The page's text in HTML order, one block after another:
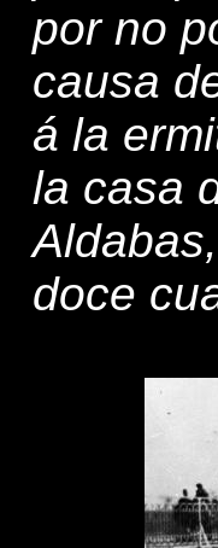
por no
causa
á la
la casa
doce